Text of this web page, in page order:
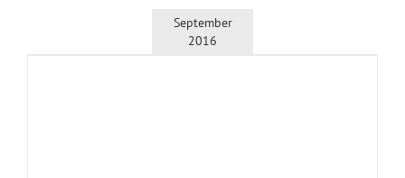
September
2016